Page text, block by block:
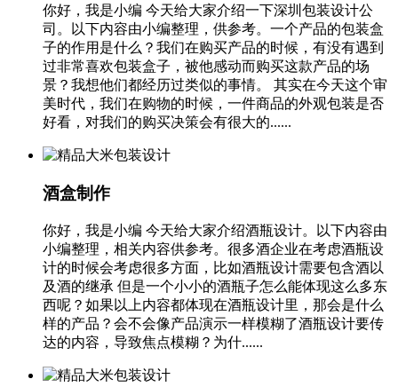
你好，我是小编 今天给大家介绍一下深圳包装设计公
司。以下内容由小编整理，供参考。一个产品的包装盒
子的作用是什么？我们在购买产品的时候，有没有遇到
过非常喜欢包装盒子，被他感动而购买这款产品的场
景？我想他们都经历过类似的事情。 其实在今天这个审
美时代，我们在购物的时候，一件商品的外观包装是否
好看，对我们的购买决策会有很大的......
酒盒制作
你好，我是小编 今天给大家介绍酒瓶设计。以下内容由
小编整理，相关内容供参考。很多酒企业在考虑酒瓶设
计的时候会考虑很多方面，比如酒瓶设计需要包含酒以
及酒的继承 但是一个小小的酒瓶子怎么能体现这么多东
西呢？如果以上内容都体现在酒瓶设计里，那会是什么
样的产品？会不会像产品演示一样模糊了酒瓶设计要传
达的内容，导致焦点模糊？为什......